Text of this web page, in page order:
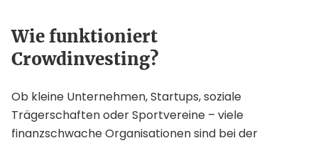
Wie funktioniert
Crowdinvesting?
Ob kleine Unternehmen, Startups, soziale
Trägerschaften oder Sportvereine – viele
finanzschwache Organisationen sind bei der